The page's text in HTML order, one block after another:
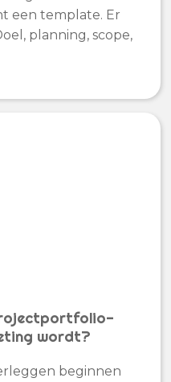
een template. Er
planning, scope,
wordt?
beginnen